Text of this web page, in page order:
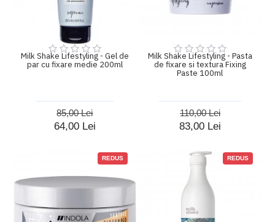
Milk Shake Lifestyling - Gel de
par cu fixare medie 200ml
64,00 Lei
85,00 Lei
Milk Shake Lifestyling - Pasta
de fixare si textura Fixing
Paste 100ml
83,00 Lei
110,00 Lei
REDUS REDUS